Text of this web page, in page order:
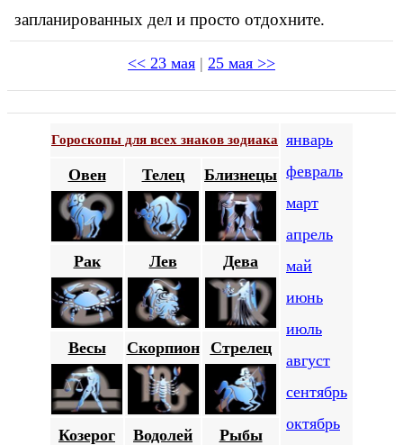
запланированных дел и просто отдохните.
<< 23 мая | 25 мая >>
Гороскопы для всех знаков зодиака
январь
февраль
март
апрель
май
июнь
июль
август
сентябрь
октябрь
Овен Телец Близнецы
Рак Лев Дева
Весы Скорпион Стрелец
Козерог Водолей Рыбы